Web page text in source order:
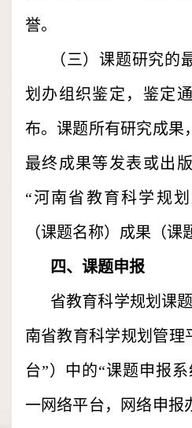
誉。
（三）课题研究的
划办组织鉴定，鉴定
布。课题所有研究成果
最终成果等发表或出
“河南省教育科学规
（课题名称）成果（课
四、课题申报
省教育科学规划课
南省教育科学规划管理
台”）中的“课题申报
一网络平台，网络申报